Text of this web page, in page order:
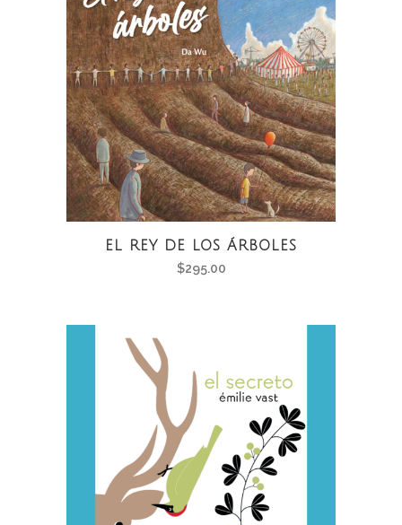
EL REY DE LOS ÁRBOLES
$295.00